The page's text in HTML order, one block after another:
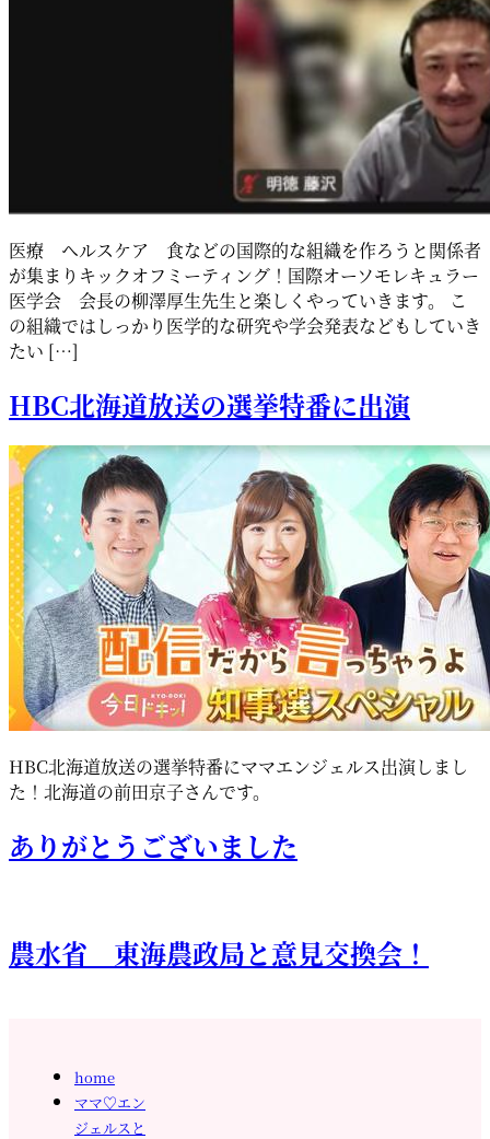
医療 ヘルスケア 食などの国際的な組織を作ろうと関係者
が集まりキックオフミーティング！国際オーソモレキュラー
医学会 会長の柳澤厚生先生と楽しくやっていきます。 こ
の組織ではしっかり医学的な研究や学会発表などもしていき
たい […]
HBC北海道放送の選挙特番に出演
HBC北海道放送の選挙特番にママエンジェルス出演しまし
た！北海道の前田京子さんです。
ありがとうございました
農水省 東海農政局と意見交換会！
home
ママ♡エン
ジェルスと